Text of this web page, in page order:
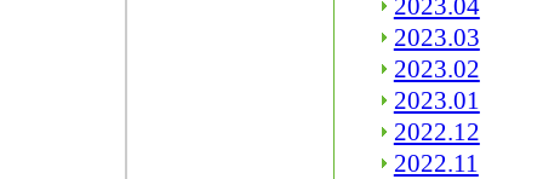
2023.04
2023.03
2023.02
2023.01
2022.12
2022.11